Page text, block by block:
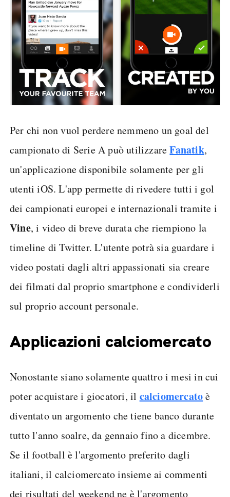
Per chi non vuol perdere nemmeno un goal del
campionato di Serie A può utilizzareFanatik,
un'applicazione disponibile solamente per gli
utenti iOS. L'app permette di rivedere tutti i gol
dei campionati europei e internazionali tramite i
Vine, i video di breve durata che riempiono la
timeline di Twitter. L'utente potrà sia guardare i
video postati dagli altri appassionati sia creare
dei filmati dal proprio smartphone e condividerli
sul proprio account personale.
Applicazioni calciomercato
Nonostante siano solamente quattro i mesi in cui
poter acquistare i giocatori, il calciomercatoè
diventato un argomento che tiene banco durante
tutto l'anno soalre, da gennaio fino a dicembre.
Se il football è l'argomento preferito dagli
italiani, il calciomercato insieme ai commenti
dei risultati del weekend ne è l'argomento